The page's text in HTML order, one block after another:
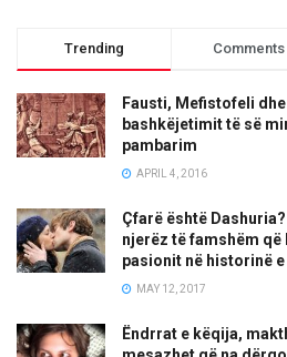
Trending Comments
Fausti, Mefistofeli
bashkëjetimit të së
pambarim
APRIL 4, 2016
Çfarë është
njerëz të famshëm
pasionit në historinë
MAY 12, 2017
Ëndrrat e këqija,